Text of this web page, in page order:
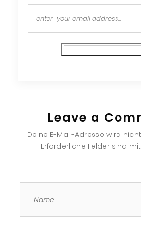
Leave a
Deine E-Mail-Adresse wird
Erforderliche Felder sind mit